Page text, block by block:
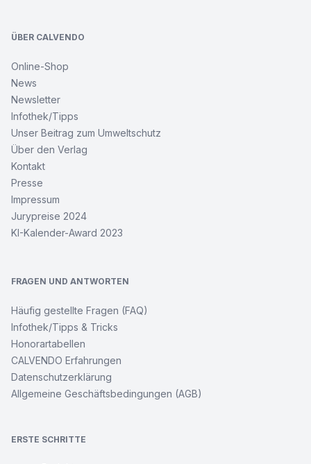
ÜBER CALVENDO
Online-Shop
News
Newsletter
Infothek/Tipps
Unser Beitrag zum Umweltschutz
Über den Verlag
Kontakt
Presse
Impressum
Jurypreise 2024
KI-Kalender-Award 2023
FRAGEN UND ANTWORTEN
Häufig gestellte Fragen (FAQ)
Infothek/Tipps & Tricks
Honorartabellen
CALVENDO Erfahrungen
Datenschutzerklärung
Allgemeine Geschäftsbedingungen (AGB)
ERSTE SCHRITTE